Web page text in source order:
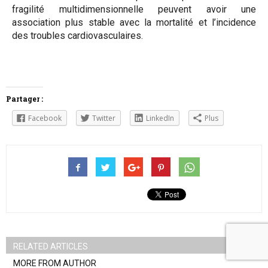
fragilité multidimensionnelle peuvent avoir une
association plus stable avec la mortalité et l’incidence
des troubles cardiovasculaires.
Partager :
Facebook Twitter LinkedIn Plus
RELATED ARTICLES
MORE FROM AUTHOR